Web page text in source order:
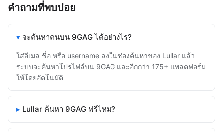
คำถามที่พบบ่อย
จะค้นหาคนบน 9GAG ได้อย่างไร?
ใส่อีเมล ชื่อ หรือ username ลงในช่องค้นหาของ Lullar แล้ว
ระบบจะค้นหาโปรไฟล์บน 9GAG และอีกกว่า 175+ แพลตฟอร์ม
ให้โดยอัตโนมัติ
Lullar ค้นหา 9GAG ฟรีไหม?